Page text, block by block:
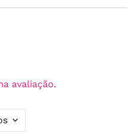
avaliação.